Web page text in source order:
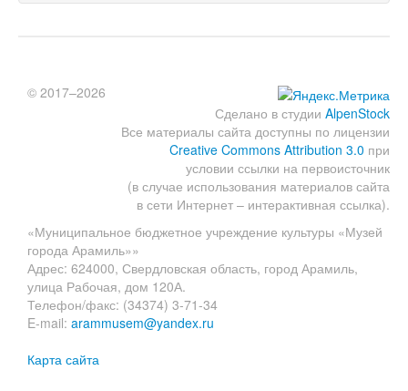
Сделано в студии AlpenStock
Все материалы сайта доступны по лицензии
Creative Commons Attribution 3.0 при
условии ссылки на первоисточник
(в случае использования материалов сайта
в сети Интернет – интерактивная ссылка).
© 2017–2026
«Муниципальное бюджетное учреждение культуры «Музей
города Арамиль»»
Адрес: 624000, Свердловская область, город Арамиль,
улица Рабочая, дом 120А.
Телефон/факс: (34374) 3-71-34
E-mail: arammusem@yandex.ru
Карта сайта